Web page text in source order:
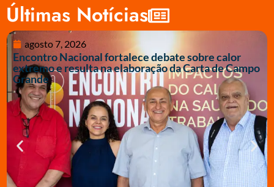
Últimas Notícias
agosto 7, 2026
Encontro Nacional fortalece debate sobre calor
extremo e resulta na elaboração da Carta de Campo
Grande